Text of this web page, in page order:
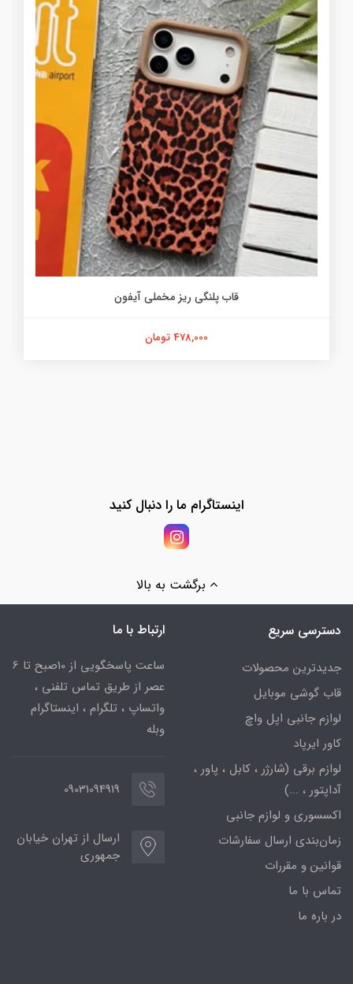
قاب پلنگی ریز مخملی آیفون
478,000 تومان
اینستاگرام ما را دنبال کنید
برگشت به بالا
دسترسی سریع
جدیدترین محصولات
قاب گوشی موبایل
لوازم جانبی اپل واچ
کاور ایرپاد
لوازم برقی (شارژر ، کابل ، پاور ،
آداپتور ، ...)
اکسسوری و لوازم جانبی
زمان‌بندی ارسال سفارشات
قوانین و مقررات
تماس با ما
در باره ما
ارتباط با ما
ساعت پاسخگویی از 10صبح تا 6
عصر از طریق تماس تلفنی ،
واتساپ ، تلگرام ، اینستاگرام
وبله
09031094919
ارسال از تهران خیابان
جمهوری